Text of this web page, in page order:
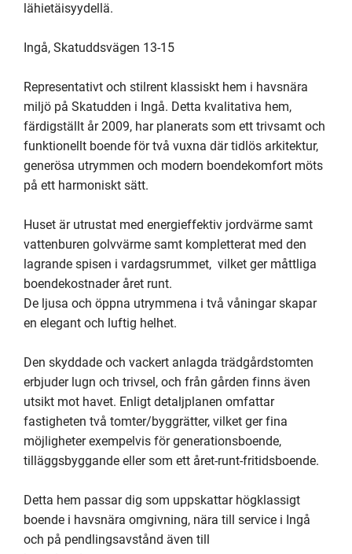
lähietäisyydellä.
Ingå, Skatuddsvägen 13-15
Representativt och stilrent klassiskt hem i havsnära
miljö på Skatudden i Ingå. Detta kvalitativa hem,
färdigställt år 2009, har planerats som ett trivsamt och
funktionellt boende för två vuxna där tidlös arkitektur,
generösa utrymmen och modern boendekomfort möts
på ett harmoniskt sätt.
Huset är utrustat med energieffektiv jordvärme samt
vattenburen golvvärme samt kompletterat med den
lagrande spisen i vardagsrummet,  vilket ger måttliga
boendekostnader året runt.
De ljusa och öppna utrymmena i två våningar skapar
en elegant och luftig helhet.
Den skyddade och vackert anlagda trädgårdstomten
erbjuder lugn och trivsel, och från gården finns även
utsikt mot havet. Enligt detaljplanen omfattar
fastigheten två tomter/byggrätter, vilket ger fina
möjligheter exempelvis för generationsboende,
tilläggsbyggande eller som ett året-runt-fritidsboende.
Detta hem passar dig som uppskattar högklassigt
boende i havsnära omgivning, nära till service i Ingå
och på pendlingsavstånd även till